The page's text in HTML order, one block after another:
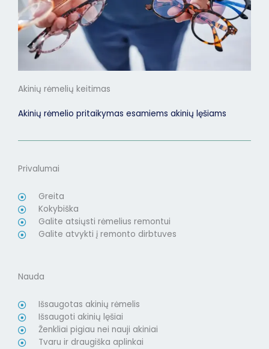
Akinių rėmelių keitimas
Akinių rėmelio pritaikymas esamiems akinių lęšiams
Privalumai
Greita
Kokybiška
Galite atsiųsti rėmelius remontui
Galite atvykti į remonto dirbtuves
Nauda
Išsaugotas akinių rėmelis
Išsaugoti akinių lęšiai
Ženkliai pigiau nei nauji akiniai
Tvaru ir draugiška aplinkai